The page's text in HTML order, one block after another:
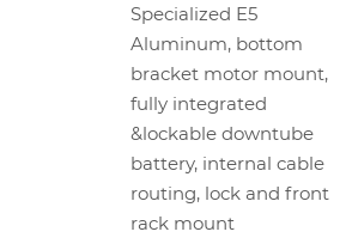
Specialized E5
Aluminum, bottom
bracket motor mount,
fully integrated
&lockable downtube
battery, internal cable
routing, lock and front
rack mount